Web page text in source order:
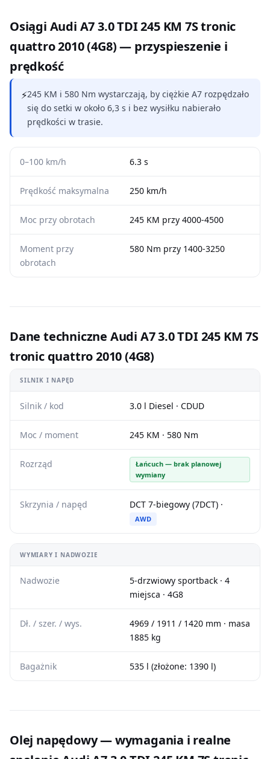
Osiągi Audi A7 3.0 TDI 245 KM 7S tronic
quattro 2010 (4G8) — przyspieszenie i
prędkość
⚡245 KM i 580 Nm wystarczają, by ciężkie A7 rozpędzało
się do setki w około 6,3 s i bez wysiłku nabierało
prędkości w trasie.
0–100 km/h 6.3 s
Prędkość maksymalna 250 km/h
Moc przy obrotach 245 KM przy 4000-4500
Moment przy
obrotach
580 Nm przy 1400-3250
Dane techniczne Audi A7 3.0 TDI 245 KM 7S
tronic quattro 2010 (4G8)
SILNIK I NAPĘD
Silnik / kod 3.0 l Diesel · CDUD
Moc / moment 245 KM · 580 Nm
Rozrząd
Łańcuch — brak planowej
wymiany
Skrzynia / napęd DCT 7-biegowy (7DCT) ·
AWD
WYMIARY I NADWOZIE
Nadwozie
5-drzwiowy sportback · 4
miejsca · 4G8
Dł. / szer. / wys.
4969 / 1911 / 1420 mm · masa
1885 kg
Bagażnik 535 l (złożone: 1390 l)
Olej napędowy — wymagania i realne